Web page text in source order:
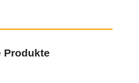
Produkte